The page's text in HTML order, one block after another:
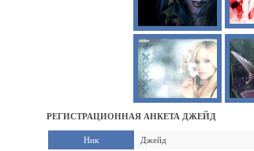
РЕГИСТРАЦИОННАЯ АНКЕТА ДЖЕЙД
Ник Джейд